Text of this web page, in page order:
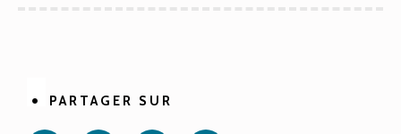
PARTAGER SUR